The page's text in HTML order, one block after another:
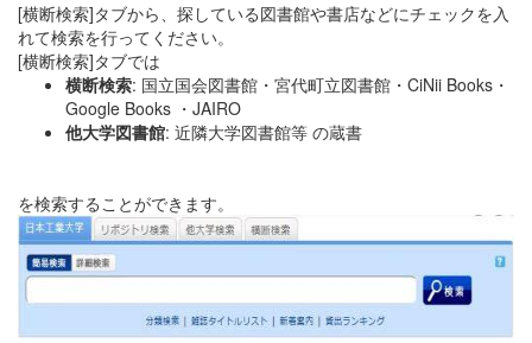
[横断検索]タブから、探している図書館や書店などにチェックを入
れて検索を行ってください。
[横断検索]タブでは
横断検索: 国立国会図書館・宮代町立図書館・CiNii Books・
Google Books ・JAIRO
他大学図書館: 近隣大学図書館等 の蔵書
を検索することができます。